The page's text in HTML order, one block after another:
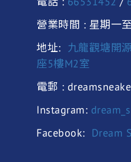
營業時間 : 星期一
地址:
九龍觀塘開
座5樓M2室
電郵 :
Instagram:
Facebook: Dream